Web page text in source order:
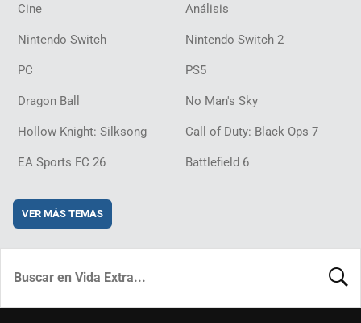
Cine Análisis
Nintendo Switch Nintendo Switch 2
PC PS5
Dragon Ball No Man's Sky
Hollow Knight: Silksong Call of Duty: Black Ops 7
EA Sports FC 26 Battlefield 6
VER MÁS TEMAS